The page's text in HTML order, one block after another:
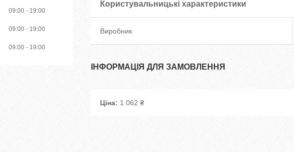
Користувальницькі характеристики
Виробник
ІНФОРМАЦІЯ ДЛЯ ЗАМОВЛЕННЯ
Ціна: 1 062 ₴
09:00 19:00
09:00 19:00
09:00 19:00